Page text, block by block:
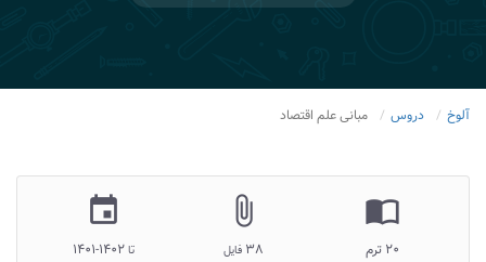
آلوخ دروس مبانی علم اقتصاد
import_contacts
۲۰ ترم
attach_file
۳۸ فایل
insert_invitation
تا۱۴۰۲-۱۴۰۱